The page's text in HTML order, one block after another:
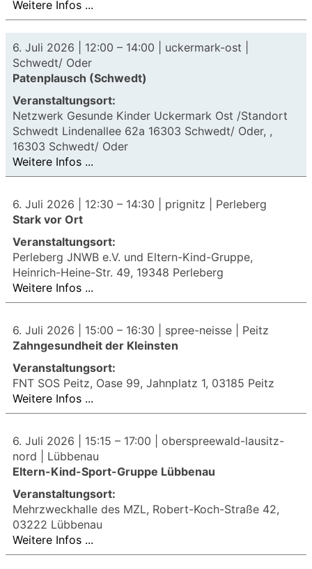
Weitere Infos ...
6. Juli 2026 | 12:00 – 14:00 | uckermark-ost |
Schwedt/ Oder
Patenplausch (Schwedt)
Veranstaltungsort:
Netzwerk Gesunde Kinder Uckermark Ost /Standort
Schwedt Lindenallee 62a 16303 Schwedt/ Oder, ,
16303 Schwedt/ Oder
Weitere Infos ...
6. Juli 2026 | 12:30 – 14:30 | prignitz | Perleberg
Stark vor Ort
Veranstaltungsort:
Perleberg JNWB e.V. und Eltern-Kind-Gruppe,
Heinrich-Heine-Str. 49, 19348 Perleberg
Weitere Infos ...
6. Juli 2026 | 15:00 – 16:30 | spree-neisse | Peitz
Zahngesundheit der Kleinsten
Veranstaltungsort:
FNT SOS Peitz, Oase 99, Jahnplatz 1, 03185 Peitz
Weitere Infos ...
6. Juli 2026 | 15:15 – 17:00 | oberspreewald-lausitz-
nord | Lübbenau
Eltern-Kind-Sport-Gruppe Lübbenau
Veranstaltungsort:
Mehrzweckhalle des MZL, Robert-Koch-Straße 42,
03222 Lübbenau
Weitere Infos ...